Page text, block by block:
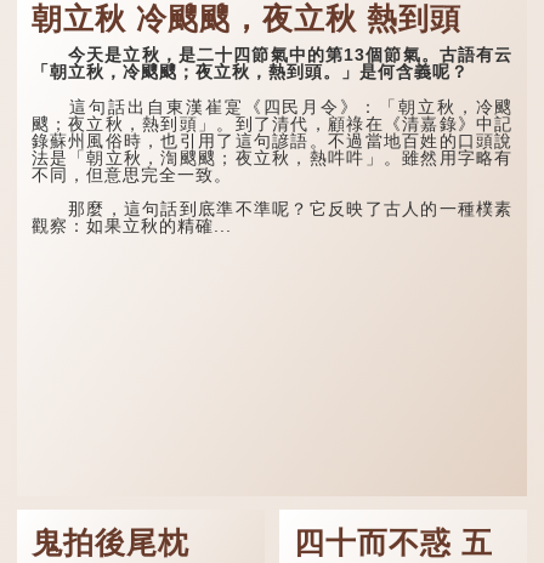
朝立秋 冷颼颼，夜立秋 熱到頭
今天是立秋，是二十四節氣中的第13個節氣。古語有云
「朝立秋，冷颼颼；夜立秋，熱到頭。」是何含義呢？
這句話出自東漢崔寔《四民月令》：「朝立秋，冷颼
颼；夜立秋，熱到頭」。到了清代，顧祿在《清嘉錄》中記
錄蘇州風俗時，也引用了這句諺語。不過當地百姓的口頭說
法是「朝立秋，渹颼颼；夜立秋，熱吽吽」。雖然用字略有
不同，但意思完全一致。
那麼，這句話到底準不準呢？它反映了古人的一種樸素
觀察：如果立秋的精確...
鬼拍後尾枕
四十而不惑 五